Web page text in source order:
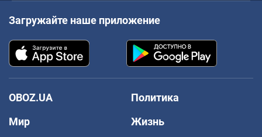
Загружайте наше приложение
OBOZ.UA
Политика
Мир
Жизнь